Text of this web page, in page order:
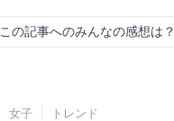
この記事へのみんなの感想は？
女子 トレンド